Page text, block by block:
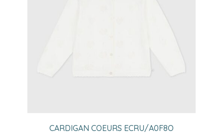
CARDIGAN COEURS ECRU/A0F8O